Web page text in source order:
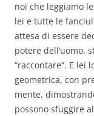
noi che leggiamo
lei e tutte le
attesa di essere
potere dell’uomo,
“raccontare”. E lei
geometrica, con
mente,
possono sfuggire